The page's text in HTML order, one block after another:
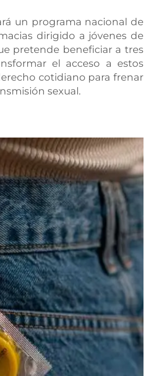
un programa nacional de
dirigido a jóvenes de
pretende beneficiar a tres
el acceso a estos
cotidiano para frenar
sexual.